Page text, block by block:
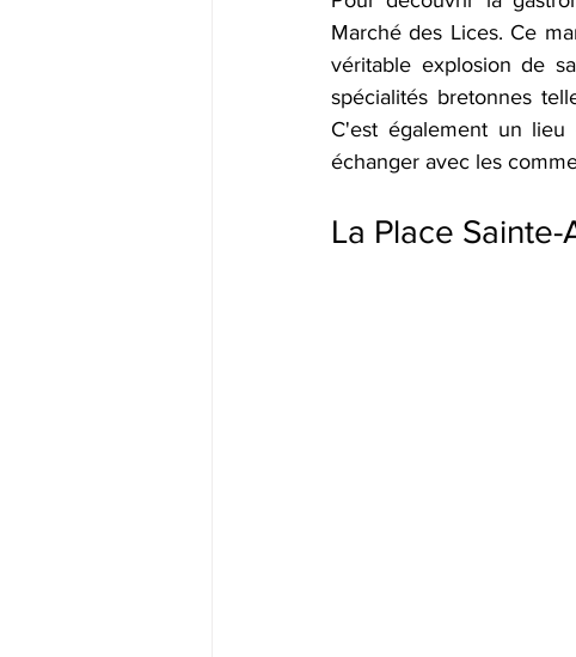
Marché des Lices. Ce
véritable explosion de
spécialités bretonnes
C'est également un
échanger avec les
La Place